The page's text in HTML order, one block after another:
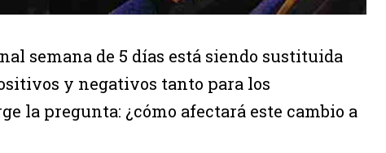
semana de 5 días está siendo sustituida
y negativos tanto para los
la pregunta: ¿cómo afectará este cambio a